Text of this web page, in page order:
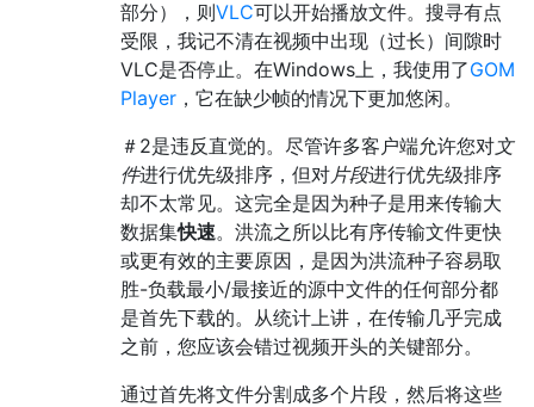
部分），则VLC可以开始播放文件。搜寻有点
受限，我记不清在视频中出现（过长）间隙时
VLC是否停止。在Windows上，我使用了GOM
Player ，它在缺少帧的情况下更加悠闲。
＃2是违反直觉的。尽管许多客户端允许您对文
件进行优先级排序，但对片段进行优先级排序
却不太常见。这完全是因为种子是用来传输大
数据集快速。洪流之所以比有序传输文件更快
或更有效的主要原因，是因为洪流种子容易取
胜-负载最小/最接近的源中文件的任何部分都
是首先下载的。从统计上讲，在传输几乎完成
之前，您应该会错过视频开头的关键部分。
通过首先将文件分割成多个片段，然后将这些